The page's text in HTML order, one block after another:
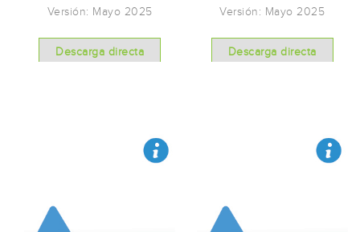
Versión: Mayo 2025
Descarga directa
Versión: Mayo 2025
Descarga directa